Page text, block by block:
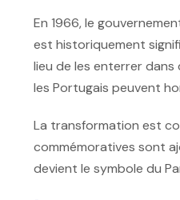
En 1966, le
est historiquement
lieu de les enterrer
les Portugais peuvent
La transformation est
commémoratives sont
devient le symbole du